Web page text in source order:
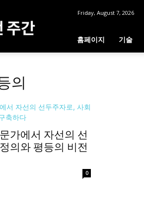
Friday, August 7, 2026
홈페이지 기술
의
가에서 자선의 선
의와 평등의 비전
0